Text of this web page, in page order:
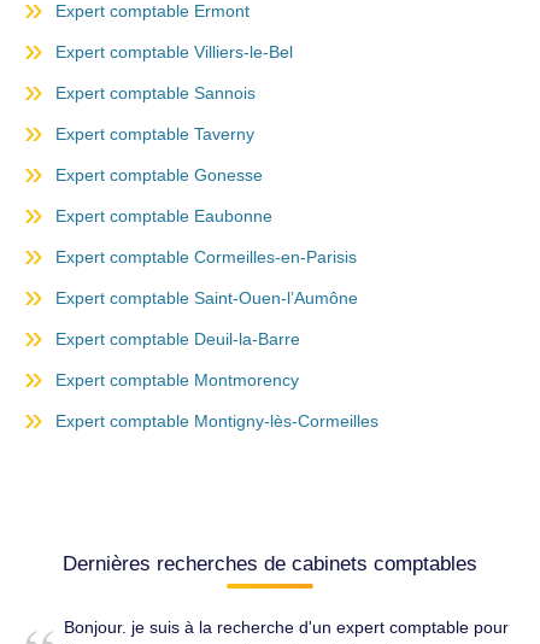
Expert comptable Ermont
Expert comptable Villiers-le-Bel
Expert comptable Sannois
Expert comptable Taverny
Expert comptable Gonesse
Expert comptable Eaubonne
Expert comptable Cormeilles-en-Parisis
Expert comptable Saint-Ouen-l’Aumône
Expert comptable Deuil-la-Barre
Expert comptable Montmorency
Expert comptable Montigny-lès-Cormeilles
Dernières recherches de cabinets comptables
Bonjour. je suis à la recherche d'un expert comptable pour